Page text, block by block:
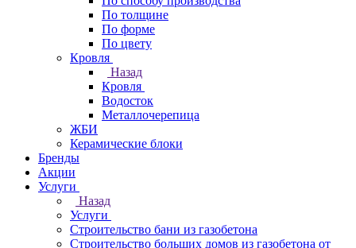
По толщине
По форме
По цвету
Кровля
Назад
Кровля
Водосток
Металлочерепица
ЖБИ
Керамические блоки
Бренды
Акции
Услуги
Назад
Услуги
Строительство бани из газобетона
Строительство больших домов из газобетона от